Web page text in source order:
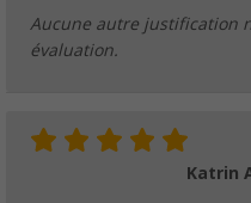
Aucune autre justification
évaluation.
Katrin